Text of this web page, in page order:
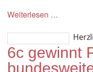
Weiterlesen …
6c gewinnt